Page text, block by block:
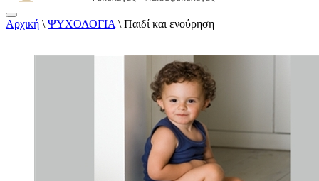
Αλεξάνδρα Καππάτου Ψυχολόγος –
Αρχική \ ΨΥΧΟΛΟΓΙΑ \ Παιδί και ενούρηση